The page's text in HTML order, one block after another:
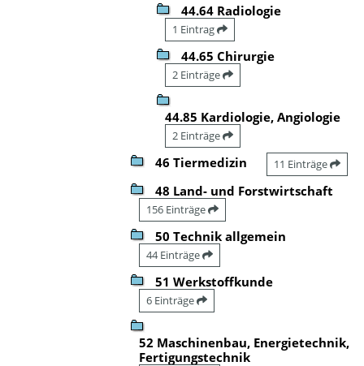
44.64 Radiologie
1 Eintrag
44.65 Chirurgie
2 Einträge
44.85 Kardiologie, Angiologie
2 Einträge
46 Tiermedizin 11 Einträge
48 Land- und Forstwirtschaft
156 Einträge
50 Technik allgemein
44 Einträge
51 Werkstoffkunde
6 Einträge
52 Maschinenbau, Energietechnik,
Fertigungstechnik